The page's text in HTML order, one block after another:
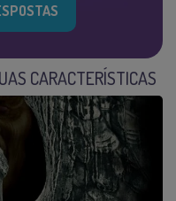
CARACTERÍSTICAS